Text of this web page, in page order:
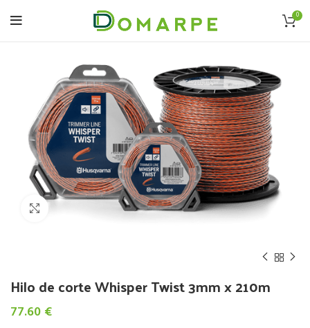
0
Click to enlarge
Hilo de corte Whisper Twist 3mm x 210m
77.60 €